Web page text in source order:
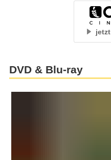
DVD & Blu-ray